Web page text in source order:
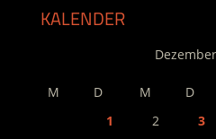
KALENDER
M D M D
1
2 3